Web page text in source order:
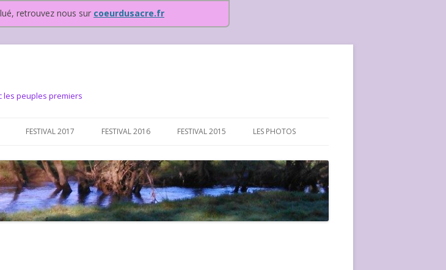
retrouvez nous sur coeurdusacre.fr
les peuples premiers
FESTIVAL 2017 FESTIVAL 2016 FESTIVAL 2015 LES PHOTOS
FESTIVAL 2016-PHOTOS
FESTIVAL 2017-PHOTOS ET
VIDÉOS